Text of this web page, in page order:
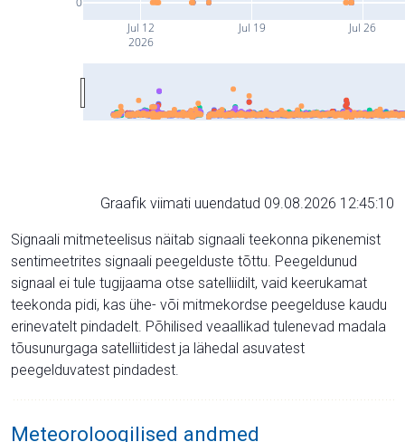
Jul 12
2026
Jul 19 Jul 26
Graafik viimati uuendatud 09.08.2026 12:45:10
Signaali mitmeteelisus näitab signaali teekonna pikenemist
sentimeetrites signaali peegelduste tõttu. Peegeldunud
signaal ei tule tugijaama otse satelliidilt, vaid keerukamat
teekonda pidi, kas ühe- või mitmekordse peegelduse kaudu
erinevatelt pindadelt. Põhilised veaallikad tulenevad madala
tõusunurgaga satelliitidest ja lähedal asuvatest
peegelduvatest pindadest.
Meteoroloogilised andmed